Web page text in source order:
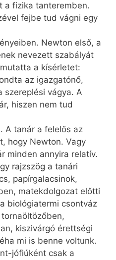
a fizika tanteremben.
fejbe tud vágni egy
Newton első, a
nevezett szabályát
a kísérletet:
az igazgatónő,
szereplési vágya. A
hiszen nem tud
A tanár a felelős az
hogy Newton. Vagy
minden annyira relatív.
rajzszög a tanári
papírgalacsinok,
matekdolgozat előtti
biológiatermi csontváz
kiszivárgó érettségi
mi is benne voltunk.
jófiúként csak a